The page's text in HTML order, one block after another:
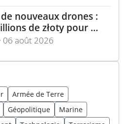
nouveaux drones :
de złoty pour un
06 août 2026
Armée de Terre
Géopolitique
Marine